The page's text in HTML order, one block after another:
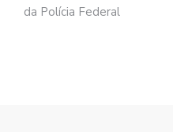
da Polícia Federal